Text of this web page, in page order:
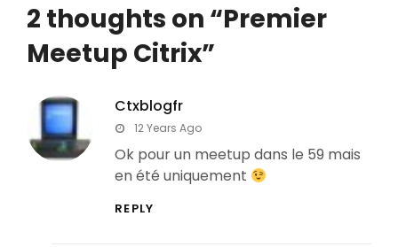
2 thoughts on “Premier
Meetup Citrix”
Ctxblogfr
says:12 Years Ago
Ok pour un meetup dans le 59 mais
en été uniquement
REPLY